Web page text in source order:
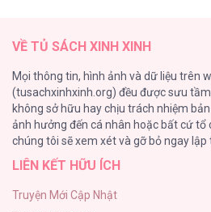
184
Cuộc Sống Sung Sướng
140
Đứa Nhỏ Không Phải Là Con
VỀ TỦ SÁCH XINH XINH
Mọi thông tin, hình ảnh và dữ liệu trên
(tusachxinhxinh.org) đều được sưu
không sở hữu hay chịu trách nhiệm
ảnh hưởng đến cá nhân hoặc bất cứ tổ
chúng tôi sẽ xem xét và gỡ bỏ ngay lập
LIÊN KẾT HỮU ÍCH
Truyện Mới Cập Nhật